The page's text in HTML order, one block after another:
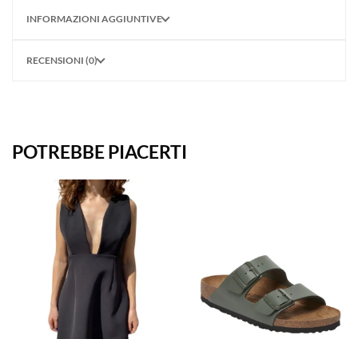
INFORMAZIONI AGGIUNTIVE
RECENSIONI (0)
POTREBBE PIACERTI